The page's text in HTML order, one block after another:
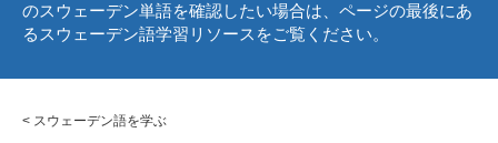
のスウェーデン単語を確認したい場合は、ページの最後にあ
るスウェーデン語学習リソースをご覧ください。
< スウェーデン語を学ぶ